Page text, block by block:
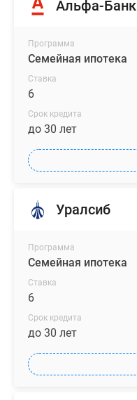
Альфа-Банк
Программа
Семейная ипотека
Ставка
6
Срок кредита
до 30 лет
Уралсиб
Программа
Семейная ипотека
Ставка
6
Срок кредита
до 30 лет